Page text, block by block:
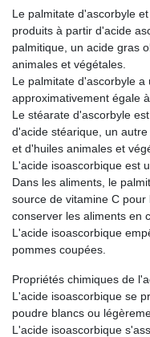
Le palmitate d'ascorbyle
produits à partir d'acide
palmitique, un acide gras
animales et végétales.
Le palmitate d'ascorbyle
approximativement égale
Le stéarate d'ascorbyle
d'acide stéarique, un
et d'huiles animales et
L'acide isoascorbique est
Dans les aliments, le
source de vitamine C
conserver les aliments en
L'acide isoascorbique
pommes coupées.
Propriétés chimiques de
L'acide isoascorbique se
poudre blancs ou
L'acide isoascorbique